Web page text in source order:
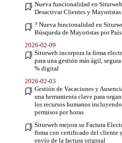
Nueva funcionalidad en
Desactivar Clientes y Mayoristas
? Nueva funcionalidad en
Búsqueda de Mayoristas por País
2026-02-09
Siturweb incorpora la firma
para una gestión más ágil,
% digital
2026-02-03
Gestión de Vacaciones y
una herramienta clave para
los recursos humanos
permisos por horas
Siturweb mejora su Factura
firma con certificado del cliente
envío de la factura original